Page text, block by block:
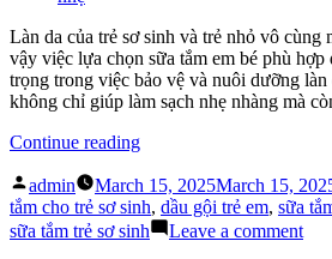
cho
trẻ
sơ
sinh
Làn da của trẻ sơ sinh và trẻ nhỏ vô cùng
vậy việc lựa chọn sữa tắm em bé phù hợp
trọng trong việc bảo vệ và nuôi dưỡng làn
không chỉ giúp làm sạch nhẹ nhàng mà
Continue reading“Lựa
sữa
tắm
em
Posted
by
admin March 15, 2025March 15,
tắm cho trẻ sơ sinh, dầu gội trẻ em, sữa
sữa tắm trẻ sơ sinh
Leave a commenton